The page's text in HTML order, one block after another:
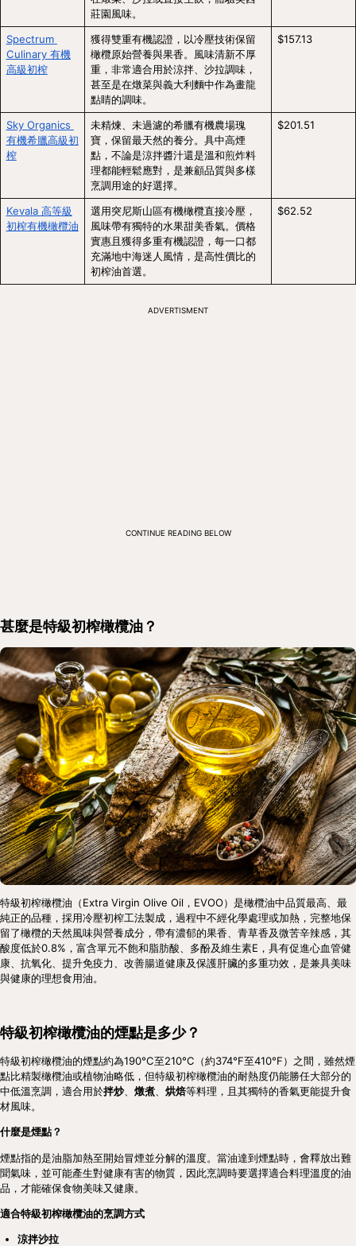
莊園風味。
Spectrum
Culinary 有機
高級初榨
獲得雙重有機認證，以冷壓技術保留
橄欖原始營養與果香。風味清新不厚
重，非常適合用於涼拌、沙拉調味，
甚至是在燉菜與義大利麵中作為畫龍
點睛的調味。
$157.13
Sky Organics
有機希臘高級初
榨
未精煉、未過濾的希臘有機農場瑰
寶，保留最天然的養分。具中高煙
點，不論是涼拌醬汁還是溫和煎炸料
理都能輕鬆應對，是兼顧品質與多樣
烹調用途的好選擇。
$201.51
Kevala 高等級
初榨有機橄欖油
選用突尼斯山區有機橄欖直接冷壓，
風味帶有獨特的水果甜美香氣。價格
實惠且獲得多重有機認證，每一口都
充滿地中海迷人風情，是高性價比的
初榨油首選。
$62.52
ADVERTISMENT
CONTINUE READING BELOW
甚麼是特級初榨橄欖油？
特級初榨橄欖油（Extra Virgin Olive Oil，EVOO）是橄欖油中品質最高、最
純正的品種，採用冷壓初榨工法製成，過程中不經化學處理或加熱，完整地保
留了橄欖的天然風味與營養成分，帶有濃郁的果香、青草香及微苦辛辣感，其
酸度低於0.8%，富含單元不飽和脂肪酸、多酚及維生素E，具有促進心血管健
康、抗氧化、提升免疫力、改善腸道健康及保護肝臟的多重功效，是兼具美味
與健康的理想食用油。
特級初榨橄欖油的煙點是多少？
特級初榨橄欖油的煙點約為190°C至210°C（約374°F至410°F）之間，雖然煙
點比精製橄欖油或植物油略低，但特級初榨橄欖油的耐熱度仍能勝任大部分的
中低溫烹調，適合用於拌炒、 燉煮、 烘焙等料理，且其獨特的香氣更能提升食
材風味。
什麼是煙點？
煙點指的是油脂加熱至開始冒煙並分解的溫度。當油達到煙點時，會釋放出難
聞氣味，並可能產生對健康有害的物質，因此烹調時要選擇適合料理溫度的油
品，才能確保食物美味又健康。
適合特級初榨橄欖油的烹調方式
涼拌沙拉